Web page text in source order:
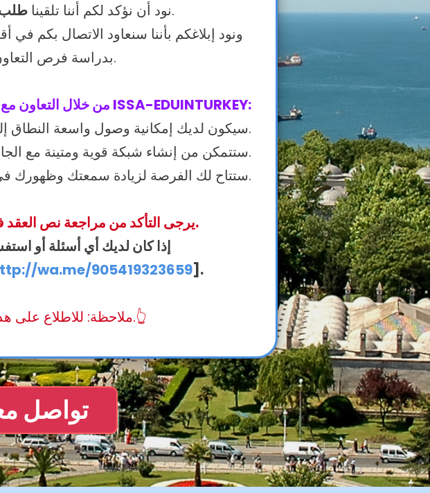
نود أن نؤكد لكم أننا تلقيناطلب
الخاص بكم وقمنا بتقييمه.
ونود إبلاغكم بأننا سنعاود الاتصال
بدراسة فرص التعاون والمزايا التي تقدمونها بالتفصيل.
من خلال التعاون مع ISSA-EDUINTURKEY:
✔️سيكون لديك إمكانية وصول واسعة النطاق إلى سوق الطلاب الدولي.
✔️ستتمكن من إنشاء شبكة قوية ومتينة مع الجامعات الخاصة التركية.
✔️ستتاح لك الفرصة لزيادة سمعتك وظهورك في قطاع التعليم والاستشارات.
يرجى التأكد من مراجعة نص العقد في الملف المرفق المرسل إلى بريدك الإلكتروني.
إذا كان لديك أي أسئلة أو
wa.me/905419323659].
ملاحظة: للاطلاع على هذا النص بلغات أخرى، يرجى اختيار اللغة.👆
تواصل